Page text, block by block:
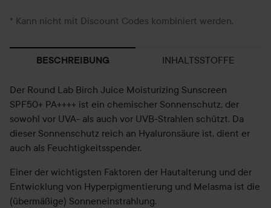
* Kann nicht mit Discount Codes kombiniert werden.
BESCHREIBUNG INHALTSSTOFFE
Der Round Lab Birch Juice Moisturizing Sunscreen
SPF50+ PA++++ ist ein chemischer Sonnenschutz, der
sowohl vor UVA- als auch vor UVB-Strahlen schützt. Da
dieser Sonnenschutz reich an Hyaluronsäure ist, dient er
auch als Feuchtigkeitsspender.
Einer der wichtigsten Faktoren der Hautalterung und der
Entwicklung von Hyperpigmentierung und Melasma ist die
(übermäßige) Sonneneinstrahlung.